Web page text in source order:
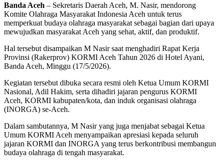
Banda Aceh – Sekretaris Daerah Aceh, M. Nasir, mendorong
Komite Olahraga Masyarakat Indonesia Aceh untuk terus
memperkuat budaya olahraga masyarakat sebagai bagian dari upaya
mewujudkan masyarakat Aceh yang sehat, aktif, dan produktif.
Hal tersebut disampaikan M Nasir saat menghadiri Rapat Kerja
Provinsi (Rakerprov) KORMI Aceh Tahun 2026 di Hotel Ayani,
Banda Aceh, Minggu (17/5/2026).
Kegiatan tersebut dibuka secara resmi oleh Ketua Umum KORMI
Nasional, Adil Hakim, serta dihadiri jajaran pengurus KORMI
Aceh, KORMI kabupaten/kota, dan induk organisasi olahraga
(INORGA) se-Aceh.
Dalam sambutannya, M Nasir yang juga menjabat sebagai Ketua
Umum KORMI Aceh menyampaikan apresiasi kepada seluruh
jajaran KORMI dan INORGA yang terus berkontribusi membangun
budaya olahraga di tengah masyarakat.